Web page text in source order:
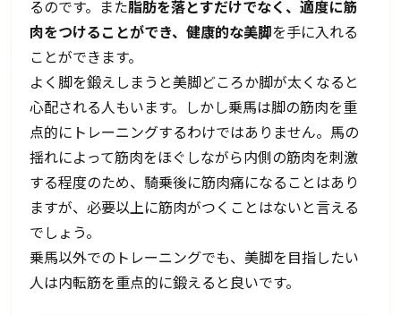
るのです。また脂肪を落とすだけでなく、適度に筋
肉をつけることができ、健康的な美脚を手に入れる
ことができます。
よく脚を鍛えしまうと美脚どころか脚が太くなると
心配される人もいます。しかし乗馬は脚の筋肉を重
点的にトレーニングするわけではありません。馬の
揺れによって筋肉をほぐしながら内側の筋肉を刺激
する程度のため、騎乗後に筋肉痛になることはあり
ますが、必要以上に筋肉がつくことはないと言える
でしょう。
乗馬以外でのトレーニングでも、美脚を目指したい
人は内転筋を重点的に鍛えると良いです。